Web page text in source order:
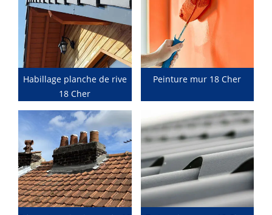
Habillage planche de rive
18 Cher
Peinture mur 18 Cher